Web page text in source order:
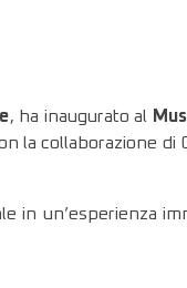
, ha inaugurato al
la collaborazione
un’esperienza